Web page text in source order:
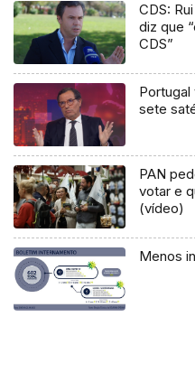
CDS:
diz que
CDS”
sete
PAN
votar e
(vídeo)
Menos